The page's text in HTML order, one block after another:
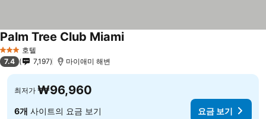
3 성급 호텔
Palm Tree Club Miami
7.4 7,197 마이애미 해변
최저가 ₩96,960
6개 사이트의 요금 보기 요금 보기